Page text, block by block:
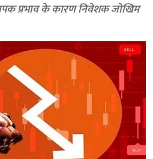
प्रभाव के कारण निवेशक जोखिम